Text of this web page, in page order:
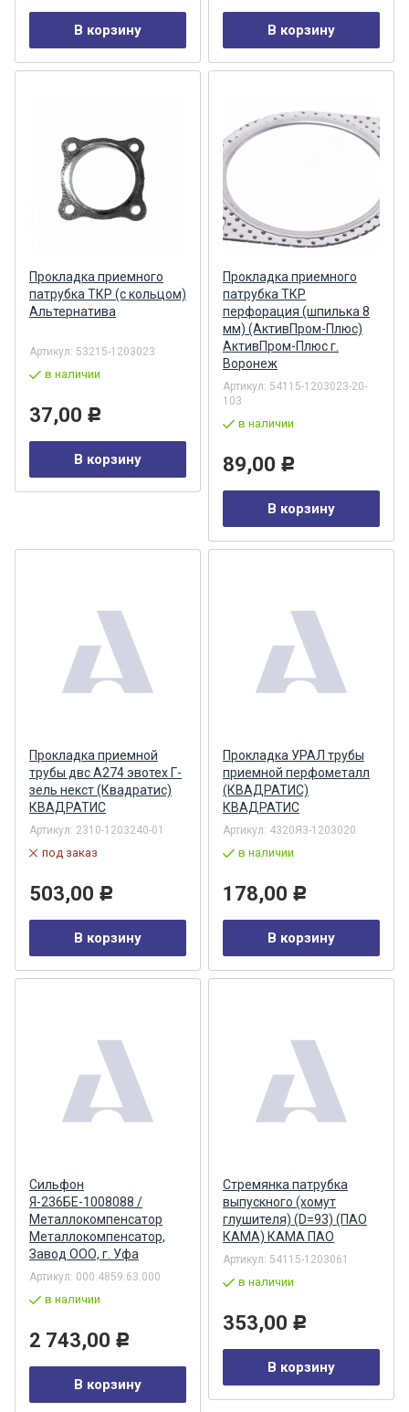
В корзину В корзину
Прокладка приемного
патрубка ТКР (с кольцом)
Альтернатива
Артикул: 53215-1203023
в наличии
37,00 Р
В корзину
Прокладка приемного
патрубка ТКР
перфорация (шпилька 8
мм) (АктивПром-Плюс)
АктивПром-Плюс г.
Воронеж
Артикул: 54115-1203023-20-
103
в наличии
89,00 Р
В корзину
Прокладка приемной
трубы двс А274 эвотех Г-
зель некст (Квадратис)
КВАДРАТИС
Артикул: 2310-1203240-01
под заказ
503,00 Р
В корзину
Прокладка УРАЛ трубы
приемной перфометалл
(КВАДРАТИС)
КВАДРАТИС
Артикул: 4320Я3-1203020
в наличии
178,00 Р
В корзину
Сильфон
Я-236БЕ-1008088 /
Металлокомпенсатор
Металлокомпенсатор,
Завод ООО, г. Уфа
Артикул: 000.4859.63.000
в наличии
2 743,00 Р
В корзину
Стремянка патрубка
выпускного (хомут
глушителя) (D=93) (ПАО
КАМА) КАМА ПАО
Артикул: 54115-1203061
в наличии
353,00 Р
В корзину